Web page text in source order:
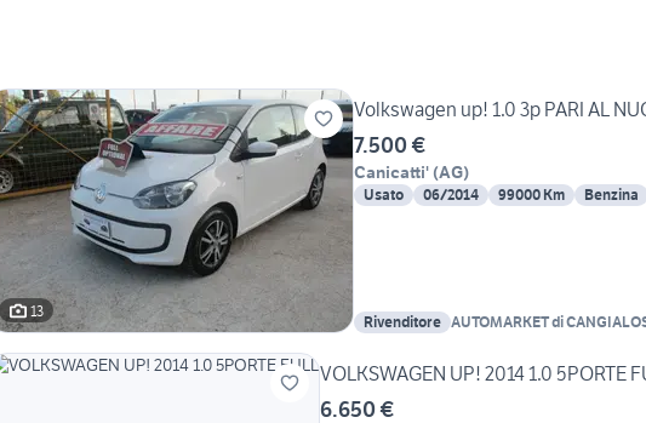
13
Volkswagen up! 1.0 3p PARI AL
7.500 €
Canicatti' (AG)
Usato 06/2014 99000 Km Benzina
Rivenditore AUTOMARKET di
VOLKSWAGEN UP! 2014 1.0 5PORTE
6.650 €